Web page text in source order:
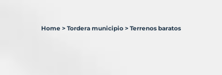
Home > Tordera municipio > Terrenos baratos